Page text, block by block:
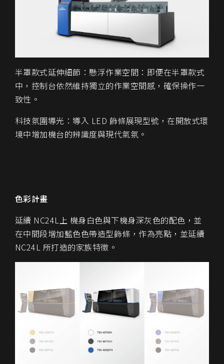
半罩款式延伸細節：懸浮作業空間：即便在半罩款式
中，控制台依然維持獨立的作業空間感，確保操作一
致性。
科技氛圍導光：導入 LED 飾條展現型號，在開放式環
境中增加機台的辨識度與現代氣氛。
色彩計畫
延續 NC24L上 機身白色與下機身深灰色的配色，並
在中間段增加藍色色帶造型飾條，作為亮點，並延續
NC24L 所打造的家族特徵。